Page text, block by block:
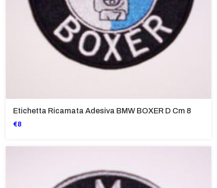
Etichetta Ricamata Adesiva BMW BOXER D Cm 8
€8